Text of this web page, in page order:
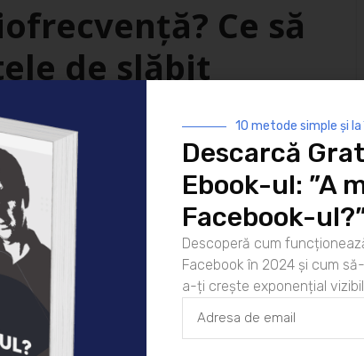
Ce să
de slăbit
este o
revoluționare, nu
profesionale cu
mai căutate, dar cum
de ce [...]
10 metode simple și
Descarcă
Ebook-ul: ”A
Facebook-
Descoperă cum
Facebook în 2024 și cum
a-ți crește exponențial